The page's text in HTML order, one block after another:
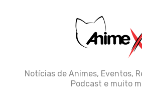
Notícias de Animes, Eventos,
Podcast e muito